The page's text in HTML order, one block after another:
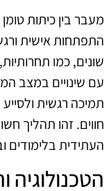
מעבר בין כיתות
התפתחות אישית
שונים, כמו
עם שינויים במצב
תמיכה רגשית
חווים. זהו תהליך
העתידית בלימודים